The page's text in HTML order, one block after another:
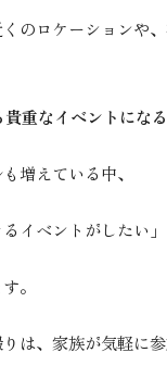
のロケーションや
重なイベントになる
増えている中、
イベントがしたい」
。
は、家族が気軽に